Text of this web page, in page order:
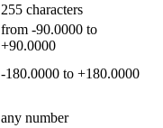
255 characters
from -90.0000 to
+90.0000
-180.0000 to +180.0000
any number